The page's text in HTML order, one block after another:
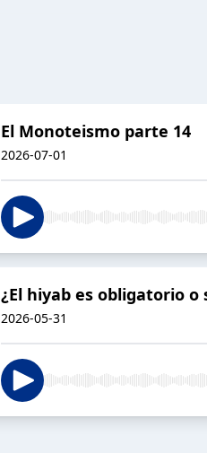
El Monoteismo parte 14
2026-07-01
¿El hiyab es obligatorio
2026-05-31